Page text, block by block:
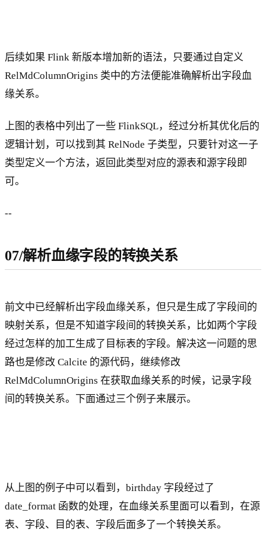
后续如果 Flink 新版本增加新的语法，只要通过自定义
RelMdColumnOrigins 类中的方法便能准确解析出字段血
缘关系。
上图的表格中列出了一些 FlinkSQL，经过分析其优化后的
逻辑计划，可以找到其 RelNode 子类型，只要针对这一子
类型定义一个方法，返回此类型对应的源表和源字段即
可。
--
07/解析血缘字段的转换关系
前文中已经解析出字段血缘关系，但只是生成了字段间的
映射关系，但是不知道字段间的转换关系，比如两个字段
经过怎样的加工生成了目标表的字段。解决这一问题的思
路也是修改 Calcite 的源代码，继续修改
RelMdColumnOrigins 在获取血缘关系的时候，记录字段
间的转换关系。下面通过三个例子来展示。
从上图的例子中可以看到，birthday 字段经过了
date_format 函数的处理，在血缘关系里面可以看到，在源
表、字段、目的表、字段后面多了一个转换关系。